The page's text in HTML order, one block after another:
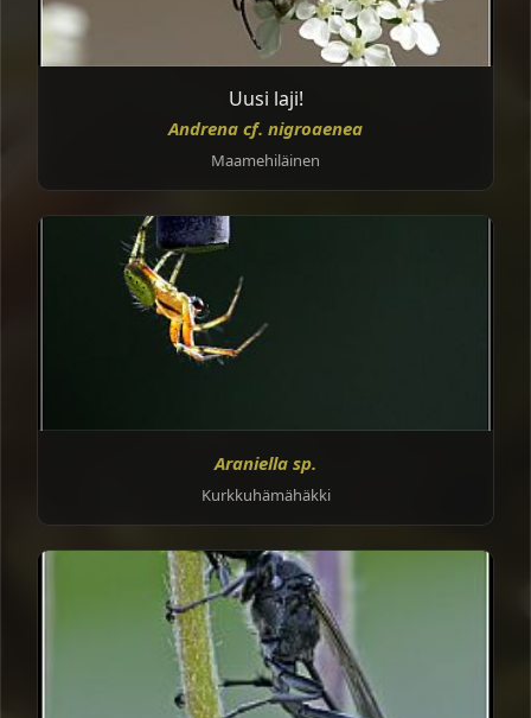
Uusi laji!
Andrena cf. nigroaenea
Maamehiläinen
Araniella sp.
Kurkkuhämähäkki